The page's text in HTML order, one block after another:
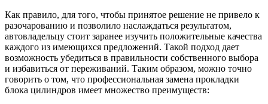
Как правило, для того, чтобы принятое решение не привело к
разочарованию и позволило наслаждаться результатом,
автовладельцу стоит заранее изучить положительные качества
каждого из имеющихся предложений. Такой подход дает
возможность убедиться в правильности собственного выбора
и избавиться от переживаний. Таким образом, можно точно
говорить о том, что профессиональная замена прокладки
блока цилиндров имеет множество преимуществ: